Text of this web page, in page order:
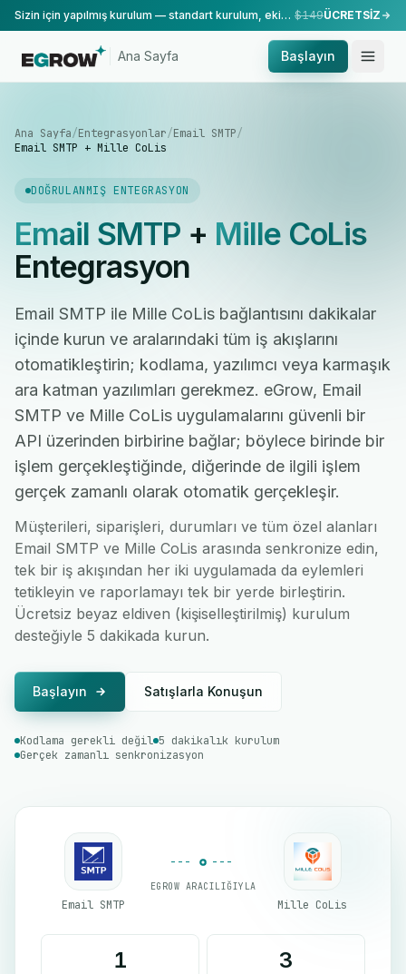
Sizin için yapılmış kurulum — standart kurulum, ekibimiz tarafından yapılır. $149ÜCRETSİZ
Ana Sayfa Başlayın
Ana Sayfa/Entegrasyonlar/Email SMTP/
Email SMTP + Mille CoLis
DOĞRULANMIŞ ENTEGRASYON
Email SMTP+ Mille CoLis
Entegrasyon
Email SMTP ile Mille CoLis bağlantısını dakikalar
içinde kurun ve aralarındaki tüm iş akışlarını
otomatikleştirin; kodlama, yazılımcı veya karmaşık
ara katman yazılımları gerekmez. eGrow, Email
SMTP ve Mille CoLis uygulamalarını güvenli bir
API üzerinden birbirine bağlar; böylece birinde bir
işlem gerçekleştiğinde, diğerinde de ilgili işlem
gerçek zamanlı olarak otomatik gerçekleşir.
Müşterileri, siparişleri, durumları ve tüm özel alanları
Email SMTP ve Mille CoLis arasında senkronize edin,
tek bir iş akışından her iki uygulamada da eylemleri
tetikleyin ve raporlamayı tek bir yerde birleştirin.
Ücretsiz beyaz eldiven (kişiselleştirilmiş) kurulum
desteğiyle 5 dakikada kurun.
Başlayın Satışlarla Konuşun
Kodlama gerekli değil 5 dakikalık kurulum
Gerçek zamanlı senkronizasyon
Email SMTP
EGROW ARACILIĞIYLA
Mille CoLis
1 3